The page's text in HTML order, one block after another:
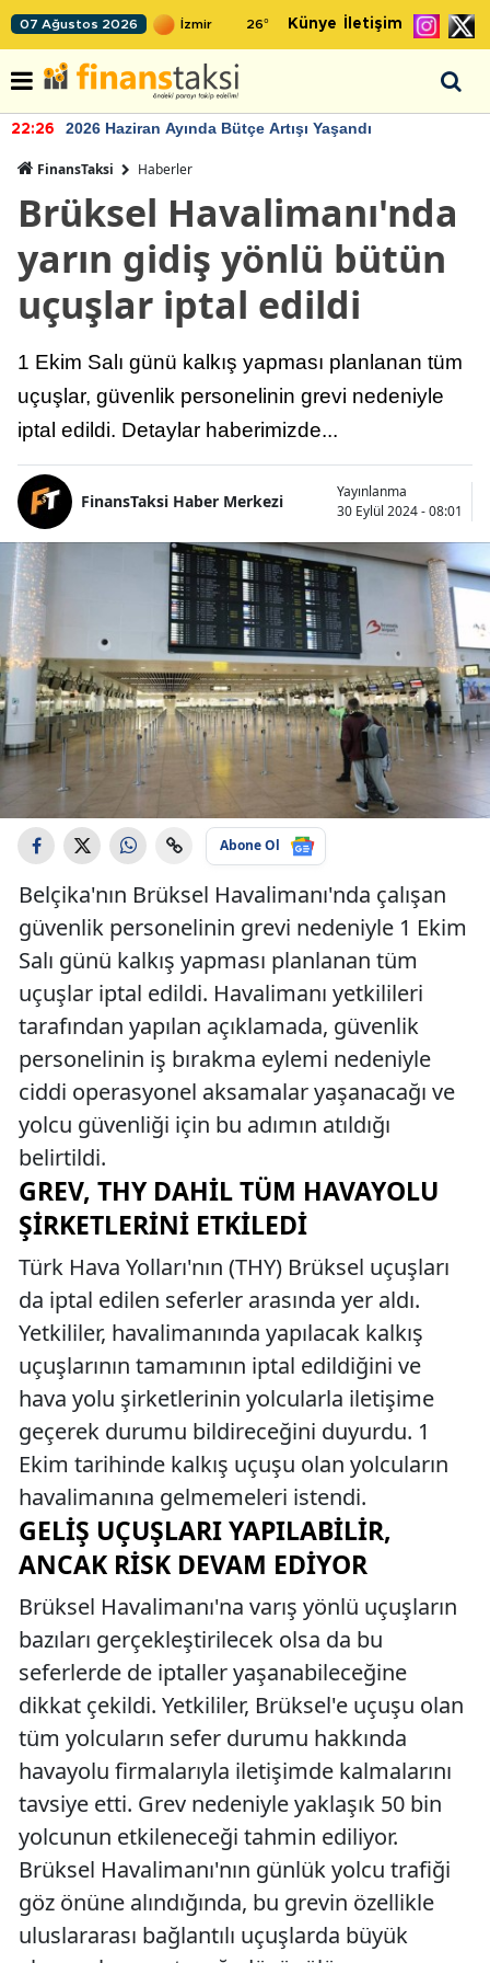
07 Ağustos 2026 26° Künye İletişim
22:26 2026 Haziran Ayında Bütçe Artışı Yaşandı
FinansTaksi Haberler
Brüksel Havalimanı'nda
yarın gidiş yönlü bütün
uçuşlar iptal edildi
1 Ekim Salı günü kalkış yapması planlanan tüm
uçuşlar, güvenlik personelinin grevi nedeniyle
iptal edildi. Detaylar haberimizde...
FinansTaksi Haber Merkezi
Yayınlanma
30 Eylül 2024 - 08:01
Abone Ol
Belçika'nın Brüksel Havalimanı'nda çalışan
güvenlik personelinin grevi nedeniyle 1 Ekim
Salı günü kalkış yapması planlanan tüm
uçuşlar iptal edildi. Havalimanı yetkilileri
tarafından yapılan açıklamada, güvenlik
personelinin iş bırakma eylemi nedeniyle
ciddi operasyonel aksamalar yaşanacağı ve
yolcu güvenliği için bu adımın atıldığı
belirtildi.
GREV, THY DAHIL TÜM HAVAYOLU
ŞIRKETLERINI ETKILEDI
Türk Hava Yolları'nın (THY) Brüksel uçuşları
da iptal edilen seferler arasında yer aldı.
Yetkililer, havalimanında yapılacak kalkış
uçuşlarının tamamının iptal edildiğini ve
hava yolu şirketlerinin yolcularla iletişime
geçerek durumu bildireceğini duyurdu. 1
Ekim tarihinde kalkış uçuşu olan yolcuların
havalimanına gelmemeleri istendi.
GELIŞ UÇUŞLARI YAPILABILIR,
ANCAK RISK DEVAM EDIYOR
Brüksel Havalimanı'na varış yönlü uçuşların
bazıları gerçekleştirilecek olsa da bu
seferlerde de iptaller yaşanabileceğine
dikkat çekildi. Yetkililer, Brüksel'e uçuşu olan
tüm yolcuların sefer durumu hakkında
havayolu firmalarıyla iletişimde kalmalarını
tavsiye etti. Grev nedeniyle yaklaşık 50 bin
yolcunun etkileneceği tahmin ediliyor.
Brüksel Havalimanı'nın günlük yolcu trafiği
göz önüne alındığında, bu grevin özellikle
uluslararası bağlantılı uçuşlarda büyük